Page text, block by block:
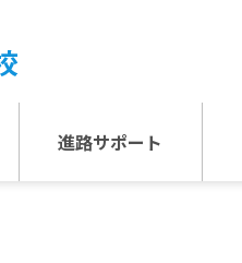
進路サポート